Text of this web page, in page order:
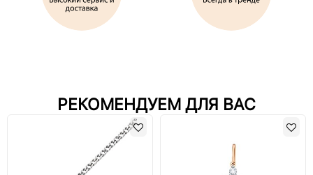
РЕКОМЕНДУЕМ ДЛЯ ВАС